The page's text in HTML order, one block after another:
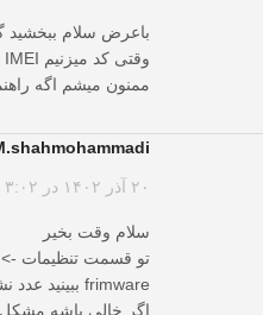
ممنون میشم اگه
m.shahmohammadi
۲۰ آذر ۱۴۰۲ در ۳:۰۲ ب.ظ
سلام وقت بخیر
frimware ببینید عدد نشود میده یا خالی هست.
اگر خالی باشه مشکل